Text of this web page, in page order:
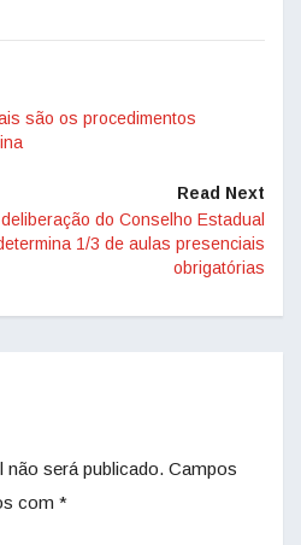
são os procedimentos
Read Next
do Conselho Estadual
1/3 de aulas presenciais
obrigatórias
não será publicado. Campos
com *